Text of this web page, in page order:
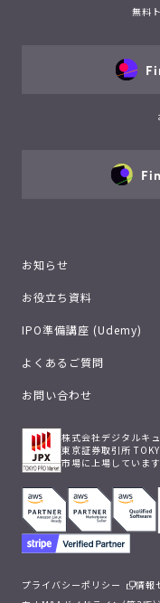
無料
お知らせ
お役立ち資料
IPO準備講座 (Udemy)
よくあるご質問
お問い合わせ
株式会社デジタルキュ
東京証券取引所
市場に上場しています
プライバシーポリシー
情報